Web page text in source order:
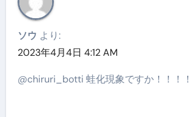
ソウ より:
2023年4月4日 4:12 AM
@chiruri_botti 蛙化現象ですか！！！！